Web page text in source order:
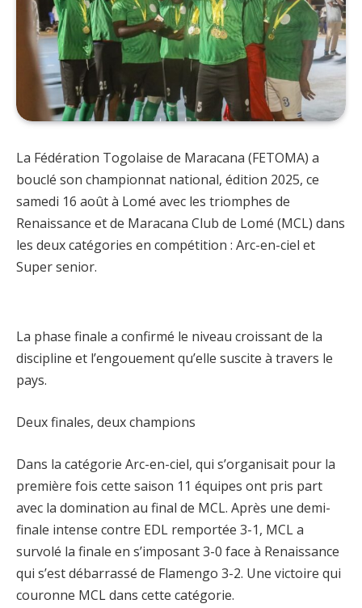
La Fédération Togolaise de Maracana (FETOMA) a
bouclé son championnat national, édition 2025, ce
samedi 16 août à Lomé avec les triomphes de
Renaissance et de Maracana Club de Lomé (MCL) dans
les deux catégories en compétition : Arc-en-ciel et
Super senior.
La phase finale a confirmé le niveau croissant de la
discipline et l’engouement qu’elle suscite à travers le
pays.
Deux finales, deux champions
Dans la catégorie Arc-en-ciel, qui s’organisait pour la
première fois cette saison 11 équipes ont pris part
avec la domination au final de MCL. Après une demi-
finale intense contre EDL remportée 3-1, MCL a
survolé la finale en s’imposant 3-0 face à Renaissance
qui s’est débarrassé de Flamengo 3-2. Une victoire qui
couronne MCL dans cette catégorie.